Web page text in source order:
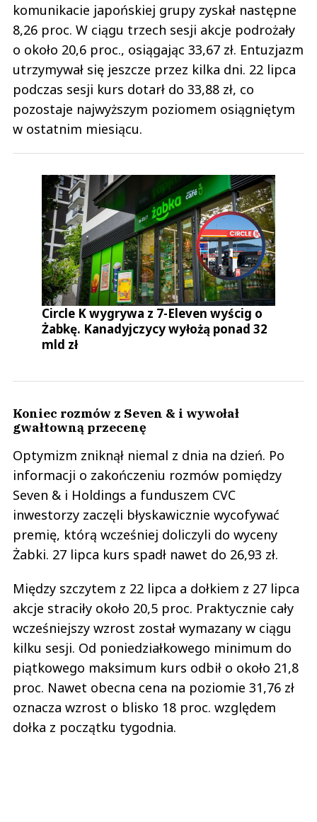
komunikacie japońskiej grupy zyskał następne
8,26 proc. W ciągu trzech sesji akcje podrożały
o około 20,6 proc., osiągając 33,67 zł. Entuzjazm
utrzymywał się jeszcze przez kilka dni. 22 lipca
podczas sesji kurs dotarł do 33,88 zł, co
pozostaje najwyższym poziomem osiągniętym
w ostatnim miesiącu.
Circle K wygrywa z 7-Eleven wyścig o
Żabkę. Kanadyjczycy wyłożą ponad 32
mld zł
Koniec rozmów z Seven & i wywołał
gwałtowną przecenę
Optymizm zniknął niemal z dnia na dzień. Po
informacji o zakończeniu rozmów pomiędzy
Seven & i Holdings a funduszem CVC
inwestorzy zaczęli błyskawicznie wycofywać
premię, którą wcześniej doliczyli do wyceny
Żabki. 27 lipca kurs spadł nawet do 26,93 zł.
Między szczytem z 22 lipca a dołkiem z 27 lipca
akcje straciły około 20,5 proc. Praktycznie cały
wcześniejszy wzrost został wymazany w ciągu
kilku sesji. Od poniedziałkowego minimum do
piątkowego maksimum kurs odbił o około 21,8
proc. Nawet obecna cena na poziomie 31,76 zł
oznacza wzrost o blisko 18 proc. względem
dołka z początku tygodnia.